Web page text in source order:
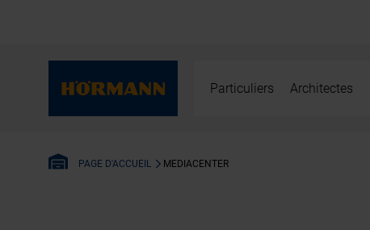
Particuliers Architectes
PAGE D'ACCUEIL MEDIACENTER